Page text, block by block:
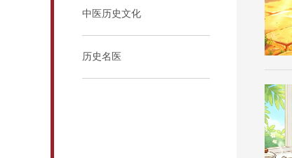
中医历史文化
历史名医